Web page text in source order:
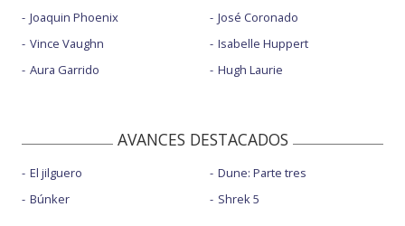
Joaquin Phoenix
Vince Vaughn
Aura Garrido
José Coronado
Isabelle Huppert
Hugh Laurie
AVANCES DESTACADOS
El jilguero
Búnker
Dune: Parte tres
Shrek 5